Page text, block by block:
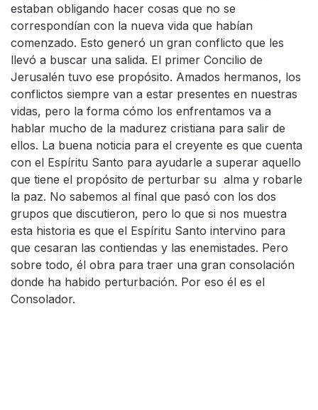
estaban obligando hacer cosas que no se
correspondían con la nueva vida que habían
comenzado. Esto generó un gran conflicto que les
llevó a buscar una salida. El primer Concilio de
Jerusalén tuvo ese propósito. Amados hermanos, los
conflictos siempre van a estar presentes en nuestras
vidas, pero la forma cómo los enfrentamos va a
hablar mucho de la madurez cristiana para salir de
ellos. La buena noticia para el creyente es que cuenta
con el Espíritu Santo para ayudarle a superar aquello
que tiene el propósito de perturbar su alma y robarle
la paz. No sabemos al final que pasó con los dos
grupos que discutieron, pero lo que si nos muestra
esta historia es que el Espíritu Santo intervino para
que cesaran las contiendas y las enemistades. Pero
sobre todo, él obra para traer una gran consolación
donde ha habido perturbación. Por eso él es el
Consolador.